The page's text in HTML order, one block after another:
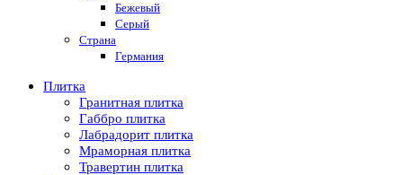
Бежевый
Серый
Страна
Германия
Плитка
Гранитная плитка
Габбро плитка
Лабрадорит плитка
Мраморная плитка
Травертин плитка